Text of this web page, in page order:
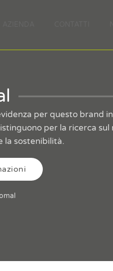
per questo brand
per la ricerca sul
la sostenibilità.